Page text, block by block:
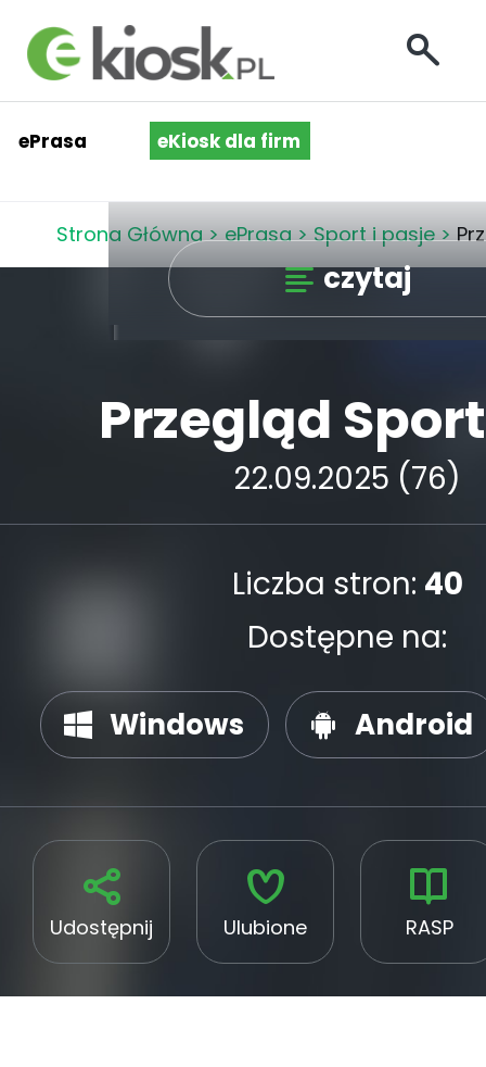
ePrasa eKiosk dla firm
Strona Główna > ePrasa > Sport i pasje >
czytaj
Przegląd
22.09.2025 (76)
Liczba stron: 40
Dostępne na:
Windows Android
Udostępnij Ulubione RASP